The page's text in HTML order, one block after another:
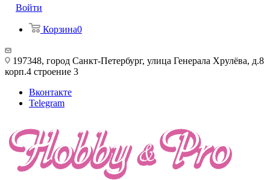
Войти
Корзина0
197348, город Санкт-Петербург, улица Генерала Хрулёва, д.8
корп.4 строение 3
Вконтакте
Telegram